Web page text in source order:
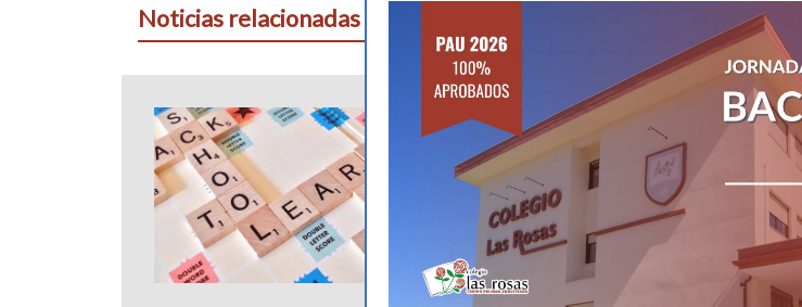
Noticias relacionadas con categoría "Idiomas"
EXÁMENES DE OXFORD
PARA EL PÚBLICO EXTERNO
06 / junio / 2024 | Idiomas
Leer más